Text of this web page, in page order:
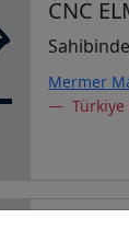
CNC
Mermer